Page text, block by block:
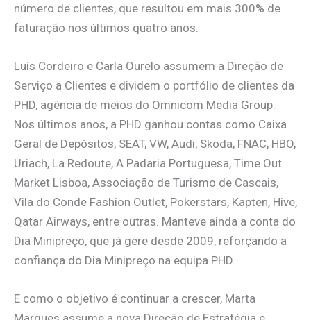
número de clientes, que resultou em mais 300% de
faturação nos últimos quatro anos.
Luís Cordeiro e Carla Ourelo assumem a Direção de
Serviço a Clientes e dividem o portfólio de clientes da
PHD, agência de meios do Omnicom Media Group.
Nos últimos anos, a PHD ganhou contas como Caixa
Geral de Depósitos, SEAT, VW, Audi, Skoda, FNAC, HBO,
Uriach, La Redoute, A Padaria Portuguesa, Time Out
Market Lisboa, Associação de Turismo de Cascais,
Vila do Conde Fashion Outlet, Pokerstars, Kapten, Hive,
Qatar Airways, entre outras. Manteve ainda a conta do
Dia Minipreço, que já gere desde 2009, reforçando a
confiança do Dia Minipreço na equipa PHD.
E como o objetivo é continuar a crescer, Marta